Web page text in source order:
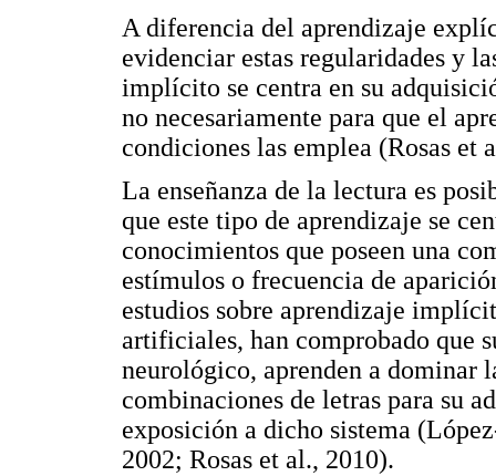
A diferencia del aprendizaje
evidenciar estas regularidades y
implícito se centra en su
no necesariamente para que el
condiciones las emplea (Rosas et
La enseñanza de la lectura es
que este tipo de aprendizaje se
conocimientos que poseen una
estímulos o frecuencia de
estudios sobre aprendizaje
artificiales, han comprobado que
neurológico, aprenden a dominar
combinaciones de letras para su
exposición a dicho sistema
2002; Rosas et al., 2010).